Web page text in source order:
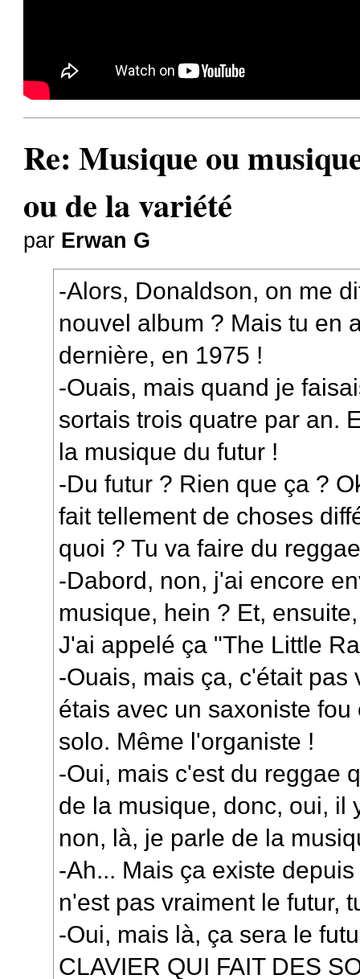
Re: Musique ou
ou de la variété
par Erwan G
-Alors, Donaldson, on me
nouvel album ? Mais tu en
dernière, en 1975 !
-Ouais, mais quand je
sortais trois quatre par an.
la musique du futur !
-Du futur ? Rien que ça ?
fait tellement de choses
quoi ? Tu va faire du
-Dabord, non, j'ai encore
musique, hein ? Et,
J'ai appelé ça "The Little
-Ouais, mais ça, c'était pas
étais avec un saxoniste
solo. Même l'organiste !
-Oui, mais c'est du reggae
de la musique, donc, oui, il
non, là, je parle de la
-Ah... Mais ça existe
n'est pas vraiment le futur,
-Oui, mais là, ça sera le
CLAVIER QUI FAIT DES